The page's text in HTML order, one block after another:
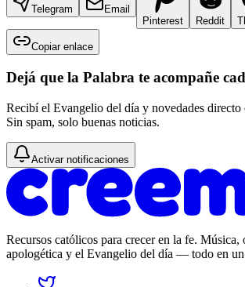
Telegram
Email
Pinterest
Reddit
Copiar enlace
Dejá que la Palabra te acompañe
Recibí el Evangelio del día y novedades directo
Sin spam, solo buenas noticias.
Activar notificaciones
Recursos católicos para crecer en la fe. Música,
apologética y el Evangelio del día — todo en